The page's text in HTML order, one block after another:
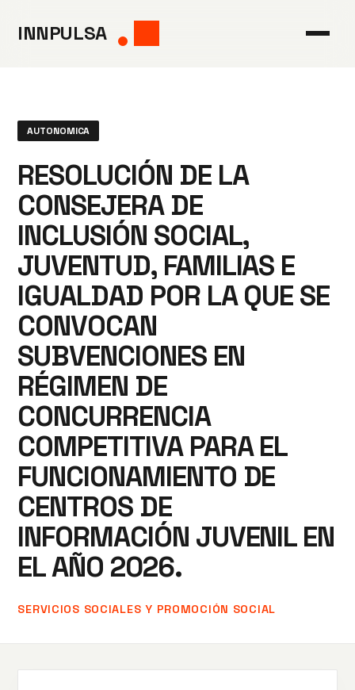
INNPULSA
AUTONOMICA
RESOLUCIÓN DE LA
CONSEJERA DE
INCLUSIÓN SOCIAL,
JUVENTUD, FAMILIAS E
IGUALDAD POR LA QUE SE
CONVOCAN
SUBVENCIONES EN
RÉGIMEN DE
CONCURRENCIA
COMPETITIVA PARA EL
FUNCIONAMIENTO DE
CENTROS DE
INFORMACIÓN JUVENIL EN
EL AÑO 2026.
SERVICIOS SOCIALES Y PROMOCIÓN SOCIAL